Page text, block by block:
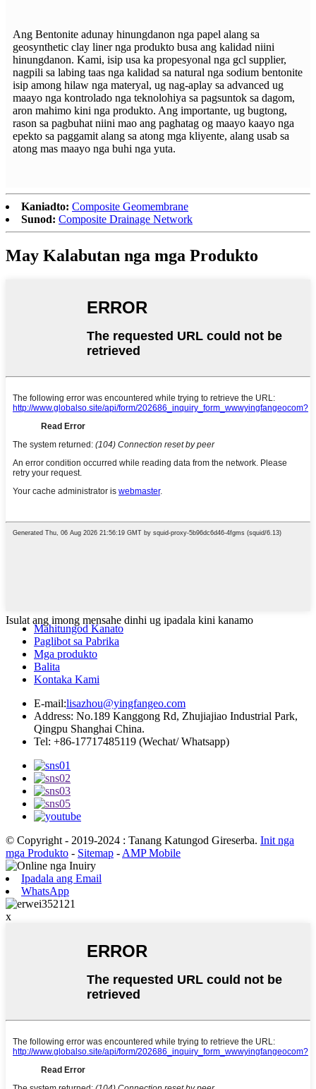
Ang Bentonite adunay hinungdanon nga papel alang sa
geosynthetic clay liner nga produkto busa ang kalidad niini
hinungdanon. Kami, isip usa ka propesyonal nga gcl supplier,
nagpili sa labing taas nga kalidad sa natural nga sodium bentonite
isip among hilaw nga materyal, ug nag-aplay sa advanced ug
maayo nga kontrolado nga teknolohiya sa pagsuntok sa dagom,
aron mahimo kini nga produkto. Ang importante, ug bugtong,
rason sa pagbuhat niini mao ang paghatag og maayo kaayo nga
epekto sa paggamit alang sa atong mga kliyente, alang usab sa
atong mas maayo nga buhi nga yuta.
Kaniadto: Composite Geomembrane
Sunod: Composite Drainage Network
May Kalabutan nga mga Produkto
Isulat ang imong mensahe dinhi ug ipadala kini kanamo
Mahitungod Kanato
Paglibot sa Pabrika
Mga produkto
Balita
Kontaka Kami
E-mail:lisazhou@yingfangeo.com
Address: No.189 Kanggong Rd, Zhujiajiao Industrial Park,
Qingpu Shanghai China.
Tel: +86-17717485119 (Wechat/ Whatsapp)
© Copyright - 2019-2024 : Tanang Katungod Gireserba. Init nga
mga Produkto - Sitemap - AMP Mobile
Ipadala ang Email
WhatsApp
x